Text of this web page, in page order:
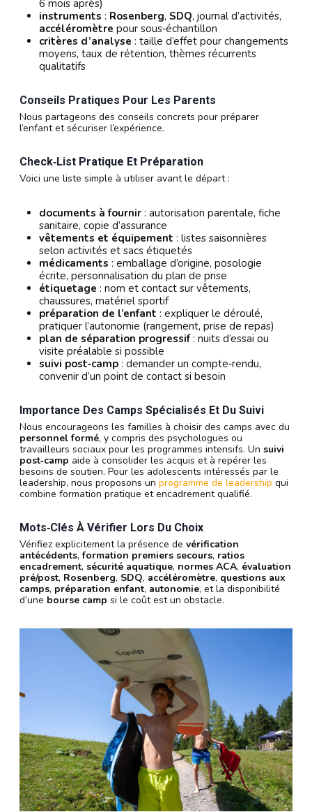
6 mois après)
instruments : Rosenberg, SDQ, journal d’activités,
accéléromètre pour sous‑échantillon
critères d’analyse : taille d’effet pour changements
moyens, taux de rétention, thèmes récurrents
qualitatifs
Conseils Pratiques Pour Les Parents
Nous partageons des conseils concrets pour préparer
l’enfant et sécuriser l’expérience.
Check‑list Pratique Et Préparation
Voici une liste simple à utiliser avant le départ :
documents à fournir : autorisation parentale, fiche
sanitaire, copie d’assurance
vêtements et équipement : listes saisonnières
selon activités et sacs étiquetés
médicaments : emballage d’origine, posologie
écrite, personnalisation du plan de prise
étiquetage : nom et contact sur vêtements,
chaussures, matériel sportif
préparation de l’enfant : expliquer le déroulé,
pratiquer l’autonomie (rangement, prise de repas)
plan de séparation progressif: nuits d’essai ou
visite préalable si possible
suivi post‑camp : demander un compte‑rendu,
convenir d’un point de contact si besoin
Importance Des Camps Spécialisés Et Du Suivi
Nous encourageons les familles à choisir des camps avec du
personnel formé, y compris des psychologues ou
travailleurs sociaux pour les programmes intensifs. Un suivi
post‑camp aide à consolider les acquis et à repérer les
besoins de soutien. Pour les adolescents intéressés par le
leadership, nous proposons un programme de leadership qui
combine formation pratique et encadrement qualifié.
Mots‑clés À Vérifier Lors Du Choix
Vérifiez explicitement la présence de vérification
antécédents,formation premiers secours, ratios
encadrement, sécurité aquatique, normes ACA, évaluation
pré/post, Rosenberg, SDQ, accéléromètre, questions aux
camps, préparation enfant, autonomie, et la disponibilité
d’une bourse camp si le coût est un obstacle.